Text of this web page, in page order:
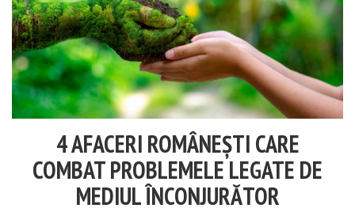
4 AFACERI ROMÂNEȘTI CARE
COMBAT PROBLEMELE LEGATE DE
MEDIUL ÎNCONJURĂTOR